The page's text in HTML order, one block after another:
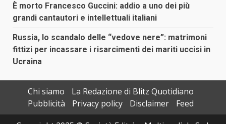
È morto Francesco Guccini: addio a uno dei più
grandi cantautori e intellettuali italiani
Russia, lo scandalo delle “vedove nere”: matrimoni
fittizi per incassare i risarcimenti dei mariti uccisi in
Ucraina
Chi siamo
La Redazione di Blitz Quotidiano
Pubblicità
Privacy policy Disclaimer
Feed